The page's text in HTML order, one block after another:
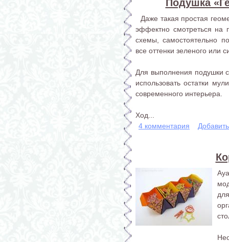
Подушка
Даже такая простая
эффектно смотреться на
схемы, самостоятельно
все оттенки зеленого или
Для выполнения подушки
использовать остатки
современного интерьера.
Ход...
4 комментария